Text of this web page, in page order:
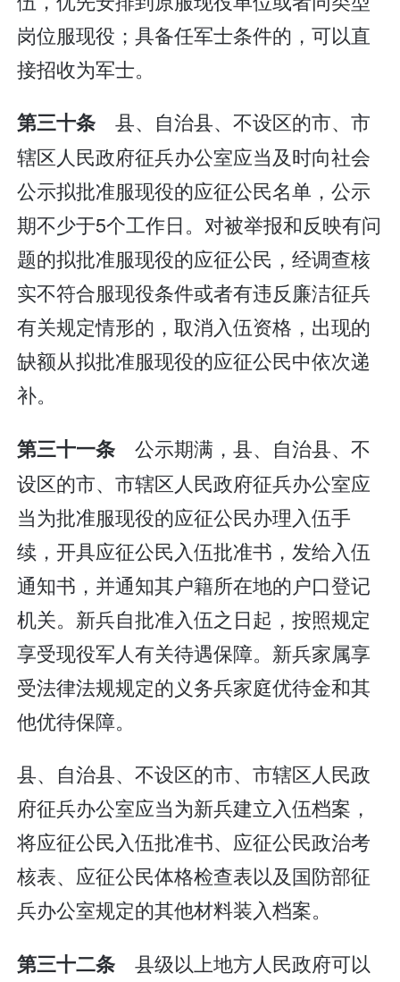
岗位服现役；具备任军士条件的，可以直
接招收为军士。
第三十条 县、自治县、不设区的市、市
辖区人民政府征兵办公室应当及时向社会
公示拟批准服现役的应征公民名单，公示
期不少于5个工作日。对被举报和反映有问
题的拟批准服现役的应征公民，经调查核
实不符合服现役条件或者有违反廉洁征兵
有关规定情形的，取消入伍资格，出现的
缺额从拟批准服现役的应征公民中依次递
补。
第三十一条 公示期满，县、自治县、不
设区的市、市辖区人民政府征兵办公室应
当为批准服现役的应征公民办理入伍手
续，开具应征公民入伍批准书，发给入伍
通知书，并通知其户籍所在地的户口登记
机关。新兵自批准入伍之日起，按照规定
享受现役军人有关待遇保障。新兵家属享
受法律法规规定的义务兵家庭优待金和其
他优待保障。
县、自治县、不设区的市、市辖区人民政
府征兵办公室应当为新兵建立入伍档案，
将应征公民入伍批准书、应征公民政治考
核表、应征公民体格检查表以及国防部征
兵办公室规定的其他材料装入档案。
第三十二条 县级以上地方人民政府可以